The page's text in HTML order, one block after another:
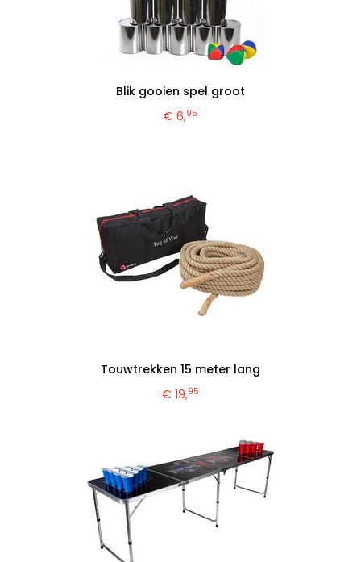
Blik gooien spel groot
€ 6,95
Touwtrekken 15 meter lang
€ 19,95